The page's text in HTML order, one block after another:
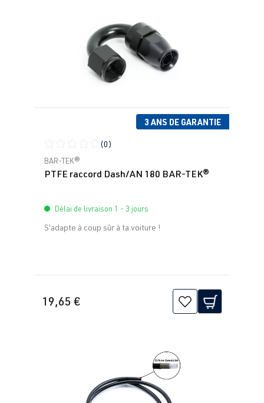
3 ANS DE GARANTIE
Note moyenne de 0 sur 5 étoiles
(0)
BAR-TEK®
PTFE raccord Dash/AN 180 BAR-TEK®
Délai de livraison 1 - 3 jours
S'adapte à coup sûr à ta voiture !
19,65 €